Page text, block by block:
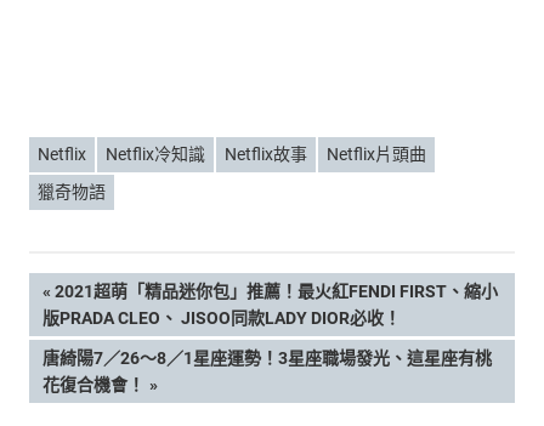
Netflix Netflix冷知識 Netflix故事
Netflix片頭曲
獵奇物語
文
章
導
PREVIOUS
POST:
2021超萌「精品迷你包」推薦！最火紅FENDI FIRST、縮小
版PRADA CLEO、 JISOO同款LADY DIOR必收！
NEXT
POST:
唐綺陽7／26～8／1星座運勢！3星座職場發光、這星座有桃
花復合機會！